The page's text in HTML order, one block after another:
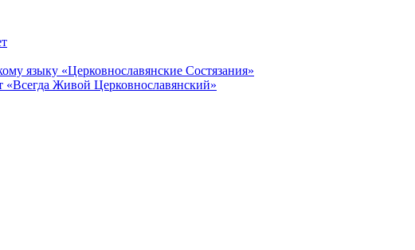
языку «Церковнославянские Состязания»
«Всегда Живой Церковнославянский»